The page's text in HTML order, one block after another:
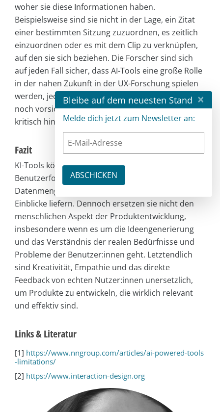
woher sie diese Informationen haben.
Beispielsweise sind sie nicht in der Lage, ein Zitat
einer bestimmten Sitzung zuzuordnen, es zeitlich
einzuordnen oder es mit dem Clip zu verknüpfen,
auf den sie sich beziehen. Die Forscher sind sich
auf jeden Fall sicher, dass AI-Tools eine große Rolle
in der nahen Zukunft in der UX-Forschung spielen
werden, jedoch muss man bei der Anwendung
noch vorsichtig sein und die gelieferten Ergebnisse
kritisch hinterfragen.
Fazit
KI-Tools können einen wertvollen Beitrag zur
Benutzerforschung leisten, indem sie große
Datenmengen analysieren, Muster erkennen und
Einblicke liefern. Dennoch ersetzen sie nicht den
menschlichen Aspekt der Produktentwicklung,
insbesondere wenn es um die Ideengenerierung
und das Verständnis der realen Bedürfnisse und
Probleme der Benutzer:innen geht. Letztendlich
sind Kreativität, Empathie und das direkte
Feedback von echten Nutzer:innen unersetzlich,
um Produkte zu entwickeln, die wirklich relevant
und effektiv sind.
Links & Literatur
[1] https://www.nngroup.com/articles/ai-powered-tools
-limitations/
[2] https://www.interaction-design.org
Bleibe auf dem neuesten Stand ×
Melde dich jetzt zum Newsletter an: